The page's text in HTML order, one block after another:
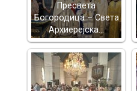
Пресвета
Богородица – Света
Архиерејска…